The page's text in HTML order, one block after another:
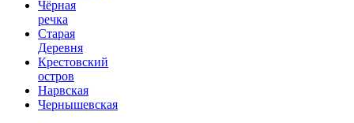
Чёрная
речка
Старая
Деревня
Крестовский
остров
Нарвская
Чернышевская